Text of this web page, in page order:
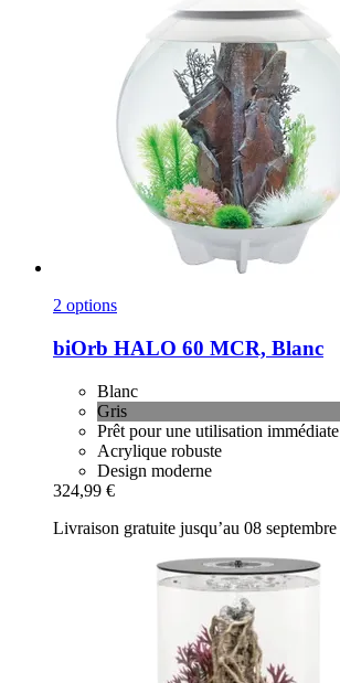
2 options
biOrb HALO 60 MCR, Blanc
Blanc
Gris
Prêt pour une utilisation immédiate
Acrylique robuste
Design moderne
324,99 €
Livraison gratuite jusqu’au 08 septembre